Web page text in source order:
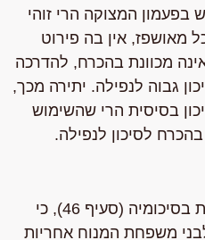
המצוקה הרי זוהי
מאושפז, אין בה פירוט
מכוונת בהכרח, להדרכה
גבוה לנפילה. יתירה מכך,
בסיסית הרי שהשימוש
לסיכון לנפילה.
איני מקבל את טענת הנתבעת בסיכומיה (סעיף 46), כי
משפחת המנוח אחריות